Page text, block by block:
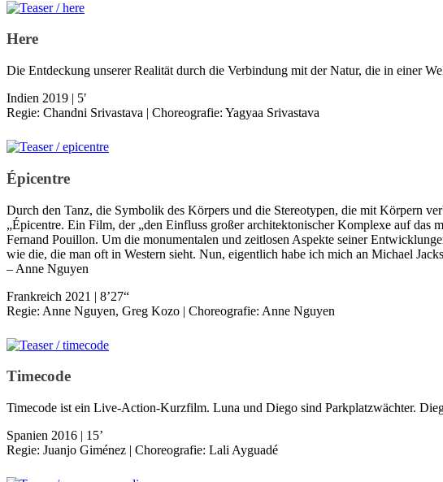
Here
Die Entdeckung unserer Realität durch die Verbindung mit der Natur, die in einer
Indien 2019 | 5′
Regie: Chandni Srivastava | Choreografie: Yagyaa Srivastava
Épicentre
Durch den Tanz, die Symbolik des Körpers und die Stereotypen, die mit Körpern
„Épicentre. Ein Film, der „den Einfluss großer architektonischer Komplexe auf das
Fernand Pouillon. Um die monumentalen und zeitlosen Aspekte seiner
wie die, die man oft in Western sieht. Nun, eigentlich habe ich mich an Michael
– Anne Nguyen
Frankreich 2021 | 8’27“
Regie: Anne Nguyen, Greg Kozo | Choreografie: Anne Nguyen
Timecode
Timecode ist ein Live-Action-Kurzfilm. Luna und Diego sind Parkplatzwächter.
Spanien 2016 | 15’
Regie: Juanjo Giménez | Choreografie: Lali Ayguadé